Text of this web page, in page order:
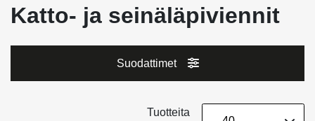
Katto- ja seinäläpiviennit
Suodattimet
Tuotteita